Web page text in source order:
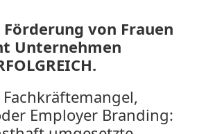
von Frauen
Unternehmen
Fachkräftemangel,
Employer Branding: